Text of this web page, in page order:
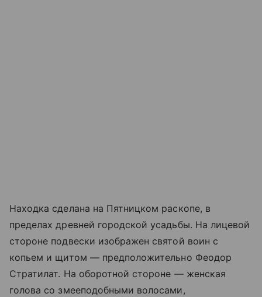
Находка сделана на Пятницком раскопе, в
пределах древней городской усадьбы. На лицевой
стороне подвески изображен святой воин с
копьем и щитом — предположительно Феодор
Стратилат. На оборотной стороне — женская
голова со змееподобными волосами,